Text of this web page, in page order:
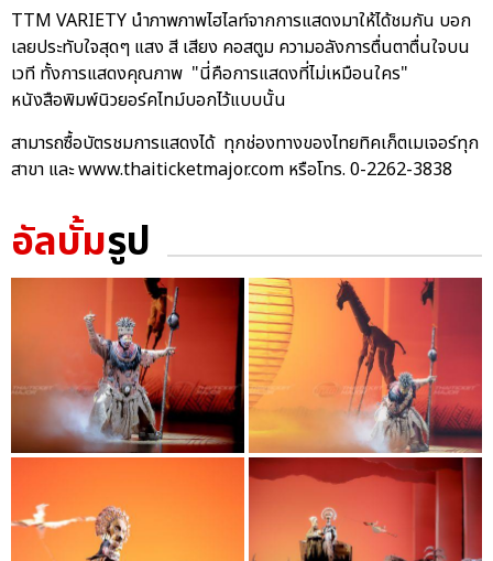
TTM VARIETY นำภาพภาพไฮไลท์จากการแสดงมาให้ได้ชมกัน บอก
เลยประทับใจสุดๆ แสง สี เสียง คอสตูม ความอลังการตื่นตาตื่นใจบน
เวที ทั้งการแสดงคุณภาพ "นี่คือการแสดงที่ไม่เหมือนใคร"
หนังสือพิมพ์นิวยอร์คไทม์บอกไว้แบบนั้น
สามารถซื้อบัตรชมการแสดงได้ ทุกช่องทางของไทยทิคเก็ตเมเจอร์ทุก
สาขา และ www.thaiticketmajor.com หรือโทร. 0-2262-3838
อัลบั้มรูป